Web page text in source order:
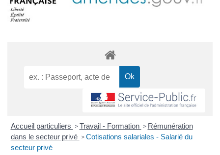
Accueil particuliers > Travail - Formation > Rémunération
dans le secteur privé > Cotisations salariales - Salarié du
secteur privé